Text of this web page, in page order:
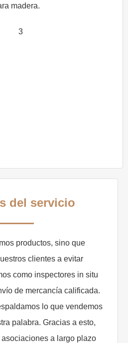
madera.
del servicio
productos, sino que
clientes a evitar
como inspectores in situ
de mercancía calificada.
lo que vendemos
palabra. Gracias a esto,
a largo plazo